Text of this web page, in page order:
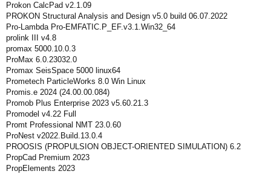
Prokon CalcPad v2.1.09
PROKON Structural Analysis and Design v5.0 build 06.07.2022
Pro-Lambda Pro-EMFATIC.P_EF.v3.1.Win32_64
prolink III v4.8
promax 5000.10.0.3
ProMax 6.0.23032.0
Promax SeisSpace 5000 linux64
Prometech ParticleWorks 8.0 Win Linux
Promis.e 2024 (24.00.00.084)
Promob Plus Enterprise 2023 v5.60.21.3
Promodel v4.22 Full
Promt Professional NMT 23.0.60
ProNest v2022.Build.13.0.4
PROOSIS (PROPULSION OBJECT-ORIENTED SIMULATION) 6.2
PropCad Premium 2023
PropElements 2023